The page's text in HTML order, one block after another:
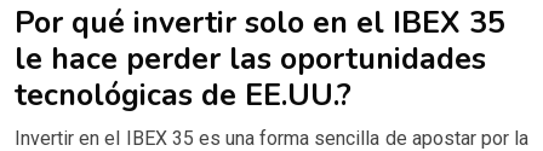
Por qué invertir solo en el IBEX 35
le hace perder las oportunidades
tecnológicas de EE.UU.?
Invertir en el IBEX 35 es una forma sencilla de apostar por la